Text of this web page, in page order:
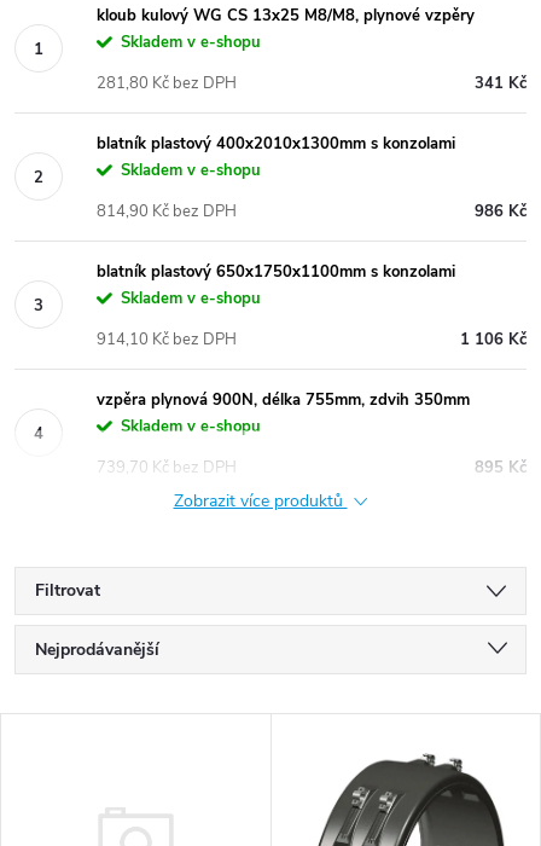
kloub kulový WG CS 13x25 M8/M8, plynové vzpěry
Skladem v e-shopu
341 Kč
281,80 Kč bez DPH
blatník plastový 400x2010x1300mm s konzolami
Skladem v e-shopu
986 Kč
814,90 Kč bez DPH
blatník plastový 650x1750x1100mm s konzolami
Skladem v e-shopu
1 106 Kč
914,10 Kč bez DPH
vzpěra plynová 900N, délka 755mm, zdvih 350mm
Skladem v e-shopu
895 Kč
739,70 Kč bez DPH
Zobrazit více produktů
Filtrovat
Ř
a
Nejprodávanější